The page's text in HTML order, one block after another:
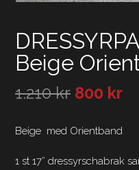
Beige
1.210kr 800 kr
Beige med Orientband
1 st 17” dressyrschabrak